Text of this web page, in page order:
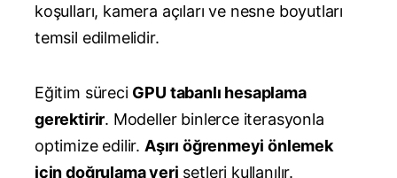
koşulları, kamera açıları ve nesne boyutları
temsil edilmelidir.
Eğitim süreci GPU tabanlı hesaplama
gerektirir. Modeller binlerce iterasyonla
optimize edilir. Aşırı öğrenmeyi önlemek
için doğrulama veri setleri kullanılır.